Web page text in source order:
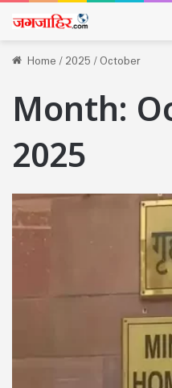
Home/2025/October
Month:
2025